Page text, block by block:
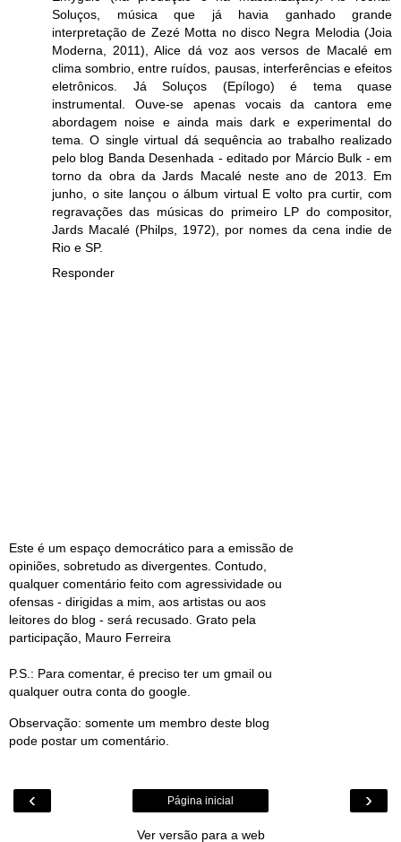
Soluços, música que já havia ganhado grande
interpretação de Zezé Motta no disco Negra Melodia (Joia
Moderna, 2011), Alice dá voz aos versos de Macalé em
clima sombrio, entre ruídos, pausas, interferências e efeitos
eletrônicos. Já Soluços (Epílogo) é tema quase
instrumental. Ouve-se apenas vocais da cantora eme
abordagem noise e ainda mais dark e experimental do
tema. O single virtual dá sequência ao trabalho realizado
pelo blog Banda Desenhada - editado por Márcio Bulk - em
torno da obra da Jards Macalé neste ano de 2013. Em
junho, o site lançou o álbum virtual E volto pra curtir, com
regravações das músicas do primeiro LP do compositor,
Jards Macalé (Philps, 1972), por nomes da cena indie de
Rio e SP.
Responder
Este é um espaço democrático para a emissão de
opiniões, sobretudo as divergentes. Contudo,
qualquer comentário feito com agressividade ou
ofensas - dirigidas a mim, aos artistas ou aos
leitores do blog - será recusado. Grato pela
participação, Mauro Ferreira
P.S.: Para comentar, é preciso ter um gmail ou
qualquer outra conta do google.
Observação: somente um membro deste blog
pode postar um comentário.
‹ ›
Página inicial
Ver versão para a web